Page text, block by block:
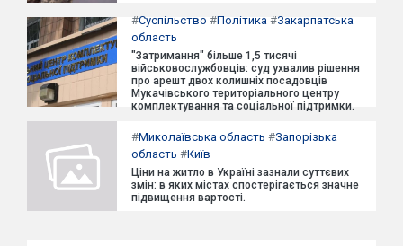
#Суспільство #Політика #Закарпатська
область
"Затримання" більше 1,5 тисячі
військовослужбовців: суд ухвалив рішення
про арешт двох колишніх посадовців
Мукачівського територіального центру
комплектування та соціальної підтримки.
#Миколаївська область #Запорізька
область #Київ
Ціни на житло в Україні зазнали суттєвих
змін: в яких містах спостерігається значне
підвищення вартості.